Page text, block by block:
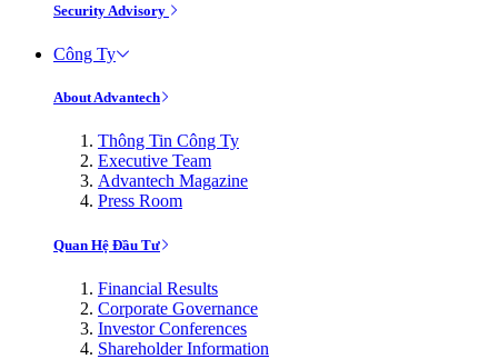
Security Advisory
Công Ty
About Advantech
Thông Tin Công Ty
Executive Team
Advantech Magazine
Press Room
Quan Hệ Đầu Tư
Financial Results
Corporate Governance
Investor Conferences
Shareholder Information